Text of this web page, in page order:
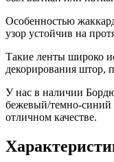
Особенностью
узор устойчив на
Такие ленты широко
декорирования штор,
У нас в наличии
бежевый/темно-синий
отличном качестве.